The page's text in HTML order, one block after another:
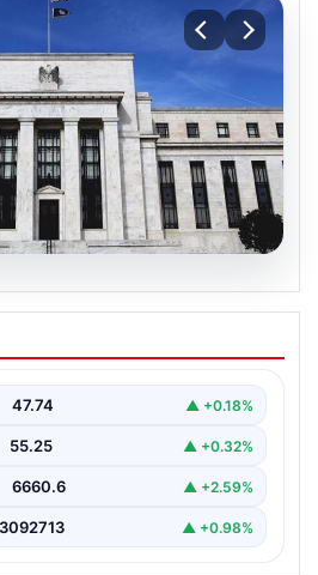
Faiz Oranında Değişiklik
47.74 ▲ +0.18%
55.25 ▲ +0.32%
6660.6 ▲ +2.59%
3092713 ▲ +0.98%